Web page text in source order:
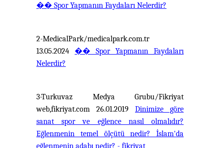
�� Spor Yapmanın Faydaları Nelerdir?
2-MedicalPark/medicalpark.com.tr
13.05.2024 �� Spor Yapmanın Faydaları
Nelerdir?
3-Turkuvaz Medya Grubu/Fikriyat
web,fikriyat.com 26.01.2019 Dinimize göre
sanat spor ve eğlence nasıl olmalıdır?
Eğlenmenin temel ölçütü nedir? İslam'da
eğlenmenin adabı nedir? - fikriyat